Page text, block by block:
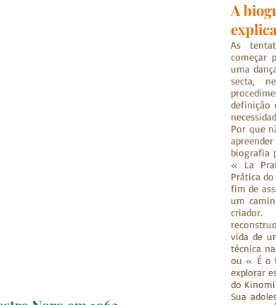
A
As
começar
uma
secta,
definição
Por que
biografia
« La
Prática
fim de
um
criador.
vida de
técnica
ou « É o
explorar
do
Sua